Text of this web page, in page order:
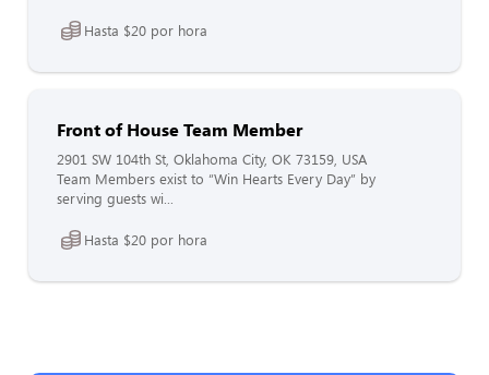
Hasta $20 por hora
Front of House Team Member
2901 SW 104th St, Oklahoma City, OK 73159, USA
Team Members exist to “Win Hearts Every Day” by
serving guests wi...
Hasta $20 por hora